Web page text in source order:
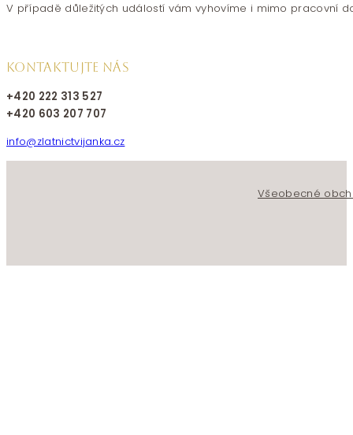
V případě důležitých událostí vám vyhovíme i mimo pracovní
KONTAKTUJTE NÁS
+420 222 313 527
+420 603 207 707
info@zlatnictvijanka.cz
Všeobecné